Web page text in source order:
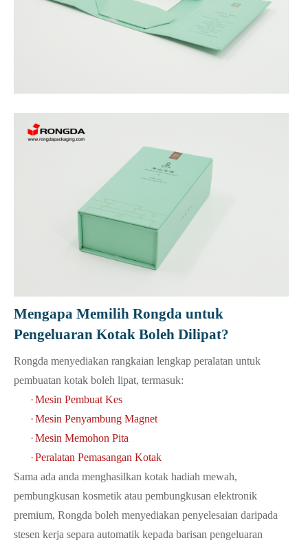
Mengapa Memilih Rongda untuk
Pengeluaran Kotak Boleh Dilipat?
Rongda menyediakan rangkaian lengkap peralatan untuk
pembuatan kotak boleh lipat, termasuk:
·Mesin Pembuat Kes
·Mesin Penyambung Magnet
·Mesin Memohon Pita
·Peralatan Pemasangan Kotak
Sama ada anda menghasilkan kotak hadiah mewah,
pembungkusan kosmetik atau pembungkusan elektronik
premium, Rongda boleh menyediakan penyelesaian daripada
stesen kerja separa automatik kepada barisan pengeluaran